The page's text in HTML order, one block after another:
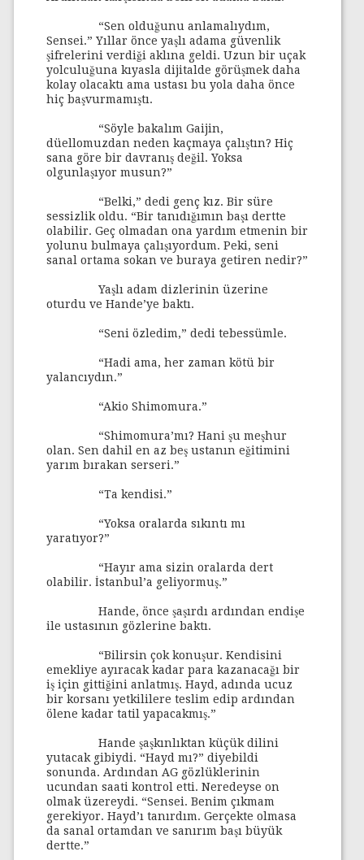
“Sen olduğunu anlamalıydım,
Sensei.” Yıllar önce yaşlı adama güvenlik
şifrelerini verdiği aklına geldi. Uzun bir uçak
yolculuğuna kıyasla dijitalde görüşmek daha
kolay olacaktı ama ustası bu yola daha önce
hiç başvurmamıştı.
“Söyle bakalım Gaijin,
düellomuzdan neden kaçmaya çalıştın? Hiç
sana göre bir davranış değil. Yoksa
olgunlaşıyor musun?”
“Belki,” dedi genç kız. Bir süre
sessizlik oldu. “Bir tanıdığımın başı dertte
olabilir. Geç olmadan ona yardım etmenin bir
yolunu bulmaya çalışıyordum. Peki, seni
sanal ortama sokan ve buraya getiren nedir?”
Yaşlı adam dizlerinin üzerine
oturdu ve Hande’ye baktı.
“Seni özledim,” dedi tebessümle.
“Hadi ama, her zaman kötü bir
yalancıydın.”
“Akio Shimomura.”
“Shimomura’mı? Hani şu meşhur
olan. Sen dahil en az beş ustanın eğitimini
yarım bırakan serseri.”
“Ta kendisi.”
“Yoksa oralarda sıkıntı mı
yaratıyor?”
“Hayır ama sizin oralarda dert
olabilir. İstanbul’a geliyormuş.”
Hande, önce şaşırdı ardından endişe
ile ustasının gözlerine baktı.
“Bilirsin çok konuşur. Kendisini
emekliye ayıracak kadar para kazanacağı bir
iş için gittiğini anlatmış. Hayd, adında ucuz
bir korsanı yetkililere teslim edip ardından
ölene kadar tatil yapacakmış.”
Hande şaşkınlıktan küçük dilini
yutacak gibiydi. “Hayd mı?” diyebildi
sonunda. Ardından AG gözlüklerinin
ucundan saati kontrol etti. Neredeyse on
olmak üzereydi. “Sensei. Benim çıkmam
gerekiyor. Hayd’ı tanırdım. Gerçekte olmasa
da sanal ortamdan ve sanırım başı büyük
dertte.”